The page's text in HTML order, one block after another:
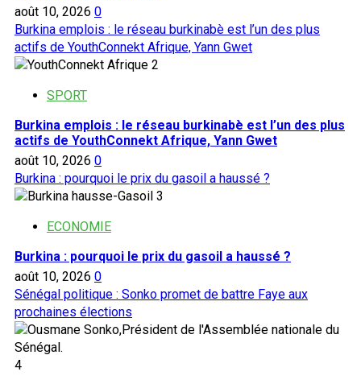
août 10, 2026 0
Burkina emplois : le réseau burkinabè est l’un des plus
actifs de YouthConnekt Afrique, Yann Gwet
2
SPORT
Burkina emplois : le réseau burkinabè est l’un des plus
actifs de YouthConnekt Afrique, Yann Gwet
août 10, 2026 0
Burkina : pourquoi le prix du gasoil a haussé ?
3
ECONOMIE
Burkina : pourquoi le prix du gasoil a haussé ?
août 10, 2026 0
Sénégal politique : Sonko promet de battre Faye aux
prochaines élections
4